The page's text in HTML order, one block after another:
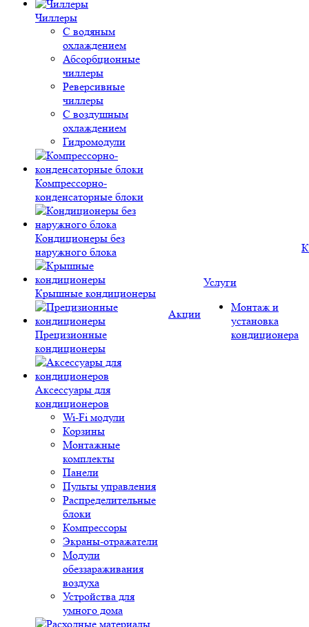
Чиллеры
С водяным
охлаждением
Абсорбционные
чиллеры
Реверсивные
чиллеры
С воздушным
охлаждением
Гидромодули
Компрессорно-
конденсаторные блоки
Кондиционеры без
наружного блока
Крышные кондиционеры
Прецизионные
кондиционеры
Аксессуары для
кондиционеров
Wi-Fi модули
Корзины
Монтажные
комплекты
Панели
Пульты управления
Распределительные
блоки
Компрессоры
Экраны-отражатели
Модули
обеззараживания
воздуха
Устройства для
умного дома
Акции
Услуги
Монтаж и
установка
кондиционера